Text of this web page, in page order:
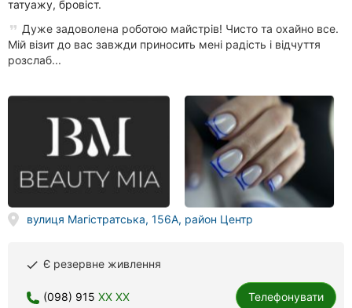
татуажу, бровіст.
Дуже задоволена роботою майстрів! Чисто та охайно все.
Мій візит до вас завжди приносить мені радість і відчуття
розслаб...
вулиця Магістратська, 156А, район Центр
done Є резервне живлення
(098) 915 XX XX Телефонувати